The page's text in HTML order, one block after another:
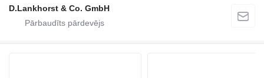
D.Lankhorst & Co. GmbH